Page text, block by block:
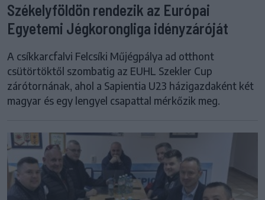
Székelyföldön rendezik az Európai
Egyetemi Jégkorongliga idényzáróját
A csíkkarcfalvi Felcsíki Műjégpálya ad otthont
csütörtöktől szombatig az EUHL Szekler Cup
zárótornának, ahol a Sapientia U23 házigazdaként két
magyar és egy lengyel csapattal mérkőzik meg.